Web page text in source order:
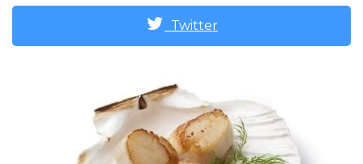
Twitter